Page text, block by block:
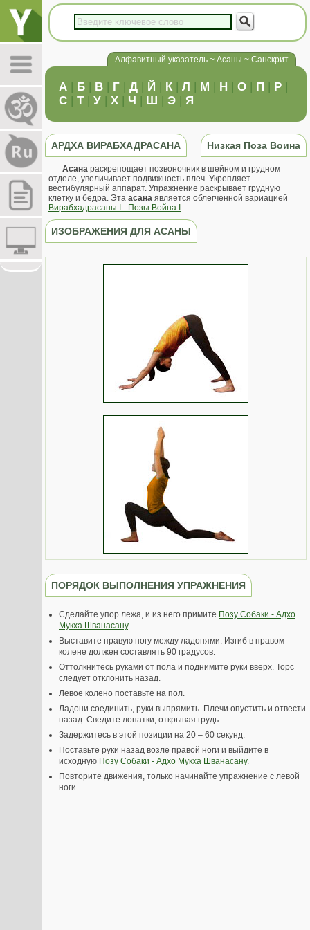
Алфавитный указатель ~ Асаны ~ Санскрит
А | Б | В | Г | Д | Й | К | Л | М | Н | О | П | Р |
С | Т| У | Х | Ч | Ш | Э | Я
АРДХА ВИРАБХАДРАСАНА Низкая Поза Воина
Асана раскрепощает позвоночник в шейном и грудном
отделе, увеличивает подвижность плеч. Укрепляет
вестибулярный аппарат. Упражнение раскрывает грудную
клетку и бедра. Эта асана является облегченной вариацией
Вирабхадрасаны I - Позы Война I .
ИЗОБРАЖЕНИЯ ДЛЯ АСАНЫ
ПОРЯДОК ВЫПОЛНЕНИЯ УПРАЖНЕНИЯ
Сделайте упор лежа, и из него примите Позу Собаки - Адхо
Мукха Шванасану.
Выставите правую ногу между ладонями. Изгиб в правом
колене должен составлять 90 градусов.
Оттолкнитесь руками от пола и поднимите руки вверх. Торс
следует отклонить назад.
Левое колено поставьте на пол.
Ладони соединить, руки выпрямить. Плечи опустить и отвести
назад. Сведите лопатки, открывая грудь.
Задержитесь в этой позиции на 20 – 60 секунд.
Поставьте руки назад возле правой ноги и выйдите в
исходную Позу Собаки - Адхо Мукха Шванасану.
Повторите движения, только начинайте упражнение с левой
ноги.